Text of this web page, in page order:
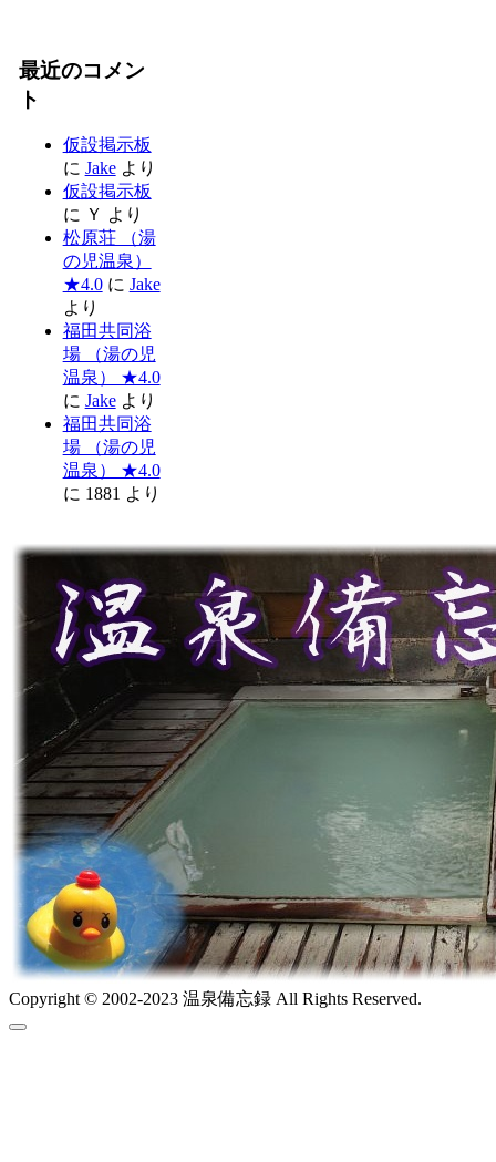
最近のコメン
ト
仮設掲示板
に Jakeより
仮設掲示板
に Ｙ より
松原荘 （湯
の児温泉）
★4.0に Jake
より
福田共同浴
場 （湯の児
温泉） ★4.0
に Jakeより
福田共同浴
場 （湯の児
温泉） ★4.0
に 1881 より
Copyright © 2002-2023 温泉備忘録 All Rights Reserved.